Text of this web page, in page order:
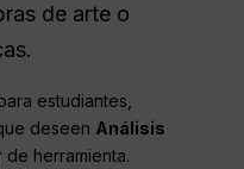
de arte o
estudiantes,
deseen Análisis
de herramienta.